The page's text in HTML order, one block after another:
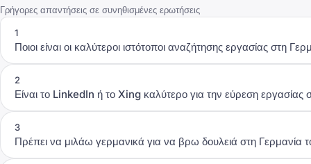
Γρήγορες απαντήσεις σε συνηθισμένες ερωτήσεις
1
Ποιοι είναι οι καλύτεροι ιστότοποι αναζήτησης εργασίας στη
2
Είναι το LinkedIn ή το Xing καλύτερο για την εύρεση εργασίας
3
Πρέπει να μιλάω γερμανικά για να βρω δουλειά στη Γερμανία